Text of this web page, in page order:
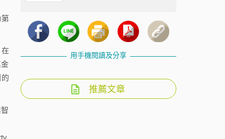
用手機閱讀及分享
推薦文章